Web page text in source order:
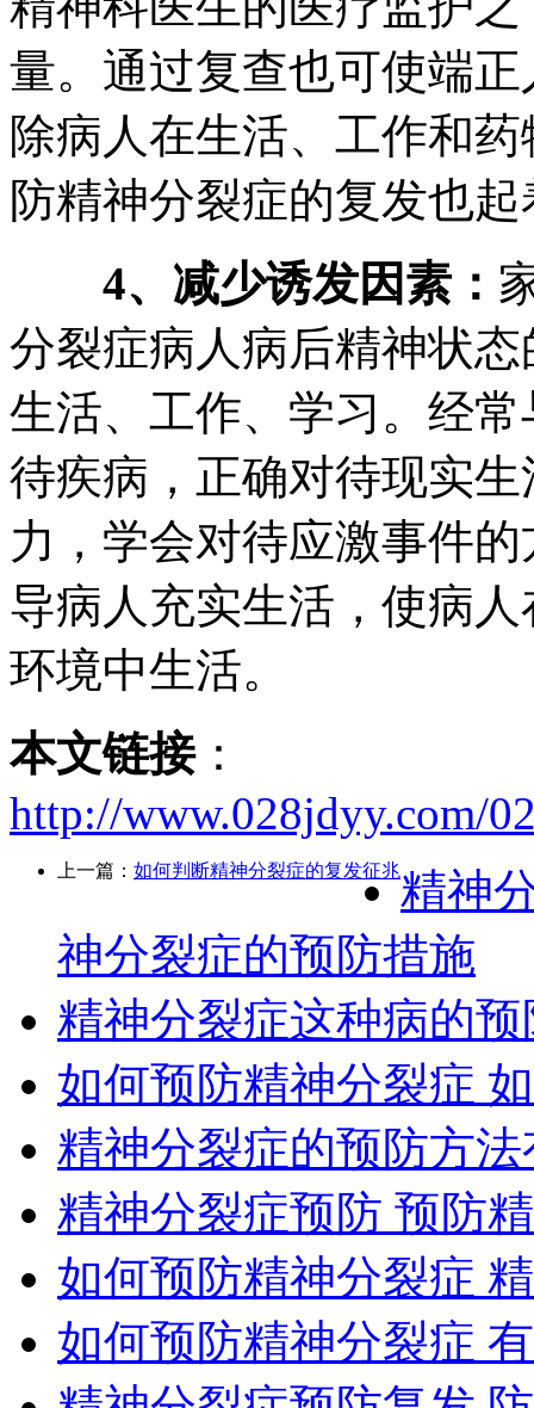
量。通过复查也可使端
除病人在生活、工作和
防精神分裂症的复发也
4、减少诱发因素：
分裂症病人病后精神状
生活、工作、学习。经
待疾病，正确对待现实
力，学会对待应激事件
导病人充实生活，使病
环境中生活。
本文链接：
http://www.028jdyy.com/
上一篇： 如何判断精神分裂症的复发征兆精神
神分裂症的预防措施
精神分裂症这种病的
如何预防精神分裂症
精神分裂症的预防方
精神分裂症预防 预防
如何预防精神分裂症
如何预防精神分裂症